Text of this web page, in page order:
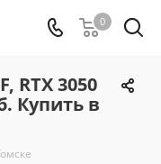
0
RTX 3050
Купить в